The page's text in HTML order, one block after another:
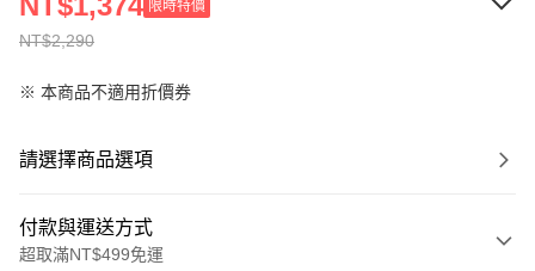
NT$2,290
限時特價
※ 本商品不適用折價券
請選擇商品選項
付款與運送方式
超取滿NT$499免運